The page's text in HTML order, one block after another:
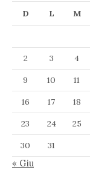
D L M
2
3 4
9
10 11
16
17 18
23
24 25
30
31
« Giu